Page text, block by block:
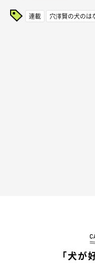
連載 穴澤賢の犬のは
「犬が